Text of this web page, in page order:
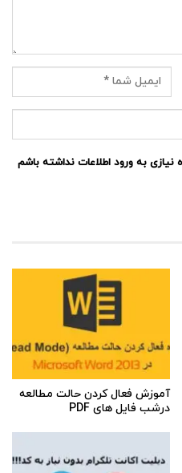
نیازی به ورود اطلاعات نداشته باشم
آموزش فعال کردن حالت مطالعه
درشب فایل های PDF